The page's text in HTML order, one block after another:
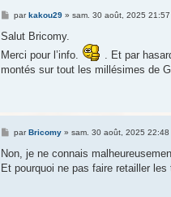
M
s
a
e
parkakou29» sam. 30 août, 2025 21:57
Salut Bricomy.
Merci pour l’info.
. Et par
montés sur tout les millésimes de
M
s
a
parBricomy» sam. 30 août, 2025 22:48
Non, je ne connais
Et pourquoi ne pas faire retailler les